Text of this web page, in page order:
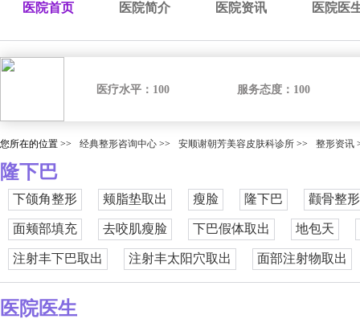
医院首页 医院简介 医院资讯 医院医
医疗水平： 100 服务态度： 100
您所在的位置 >> 经典整形咨询中心 >> 安顺谢朝芳美容皮肤科诊所 >> 整形资讯
隆下巴
下颌角整形 颊脂垫取出 瘦脸 隆下巴 颧骨整形
面颊部填充 去咬肌瘦脸 下巴假体取出 地包天
注射丰下巴取出 注射丰太阳穴取出 面部注射物取出
医院医生